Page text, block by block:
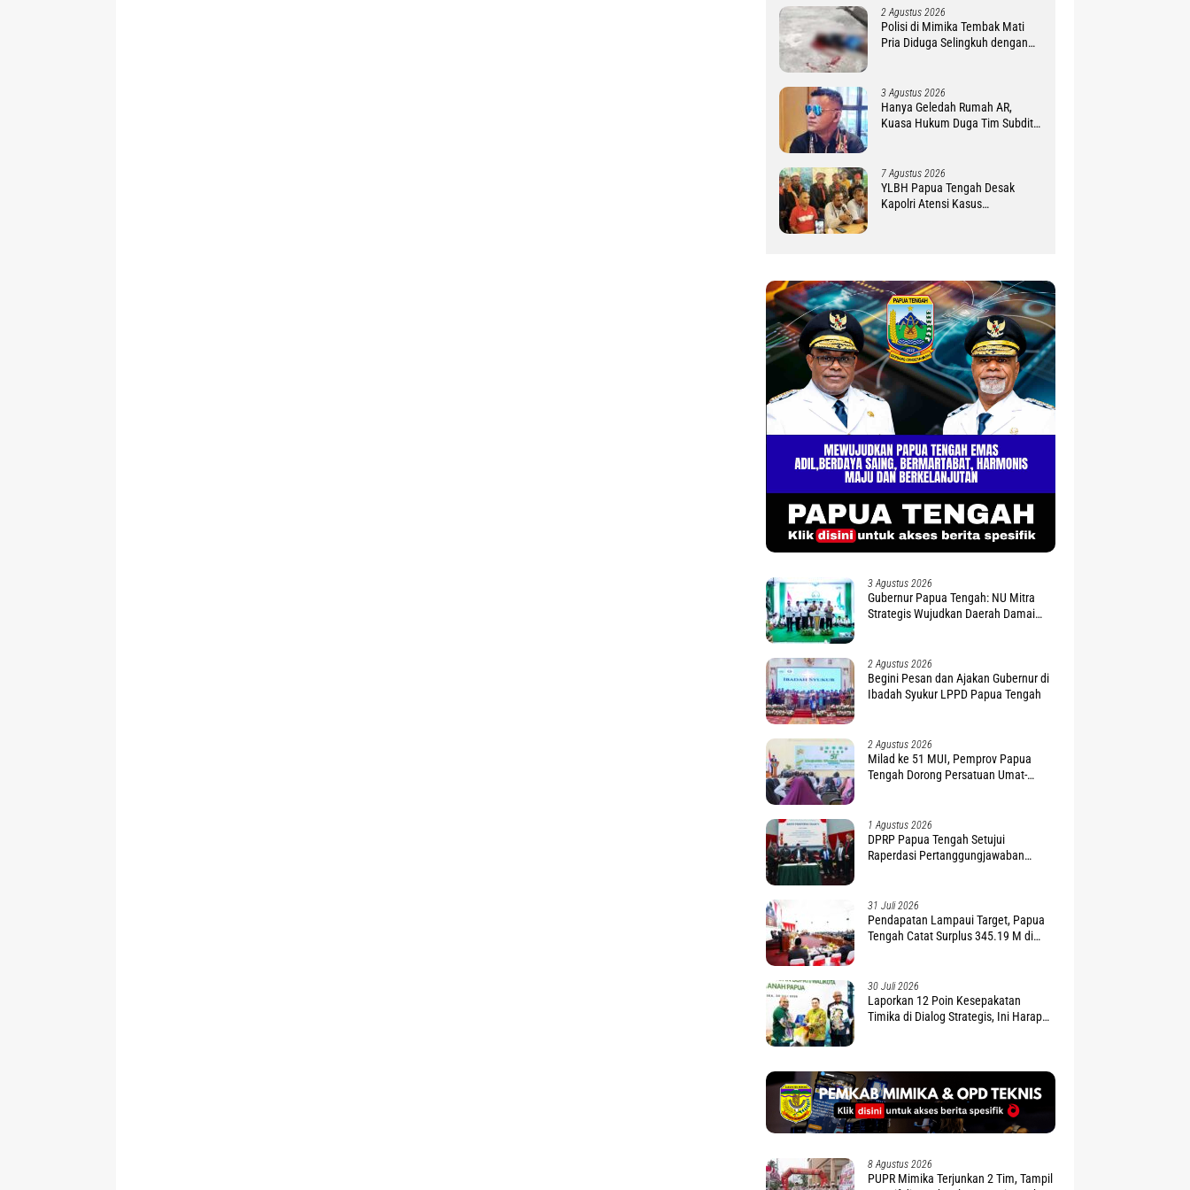
2 Agustus 2026
Polisi di Mimika Tembak Mati
Pria Diduga Selingkuh dengan
3 Agustus 2026
Hanya Geledah Rumah AR,
Kuasa Hukum Duga Tim Subdit
7 Agustus 2026
YLBH Papua Tengah Desak
Kapolri Atensi Kasus
3 Agustus 2026
Gubernur Papua Tengah: NU Mitra
Strategis Wujudkan Daerah Damai
2 Agustus 2026
Begini Pesan dan Ajakan Gubernur di
Ibadah Syukur LPPD Papua Tengah
2 Agustus 2026
Milad ke 51 MUI, Pemprov Papua
Tengah Dorong Persatuan Umat-
1 Agustus 2026
DPRP Papua Tengah Setujui
Raperdasi Pertanggungjawaban
31 Juli 2026
Pendapatan Lampaui Target, Papua
Tengah Catat Surplus 345.19 M di
30 Juli 2026
Laporkan 12 Poin Kesepakatan
Timika di Dialog Strategis, Ini Harapan
8 Agustus 2026
PUPR Mimika Terjunkan 2 Tim, Tampil